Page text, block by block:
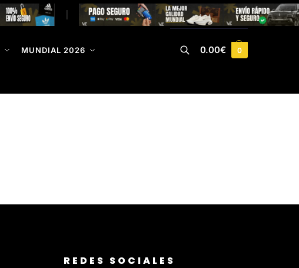
MUNDIAL 2026 0.00€ 0
REDES SOCIALES